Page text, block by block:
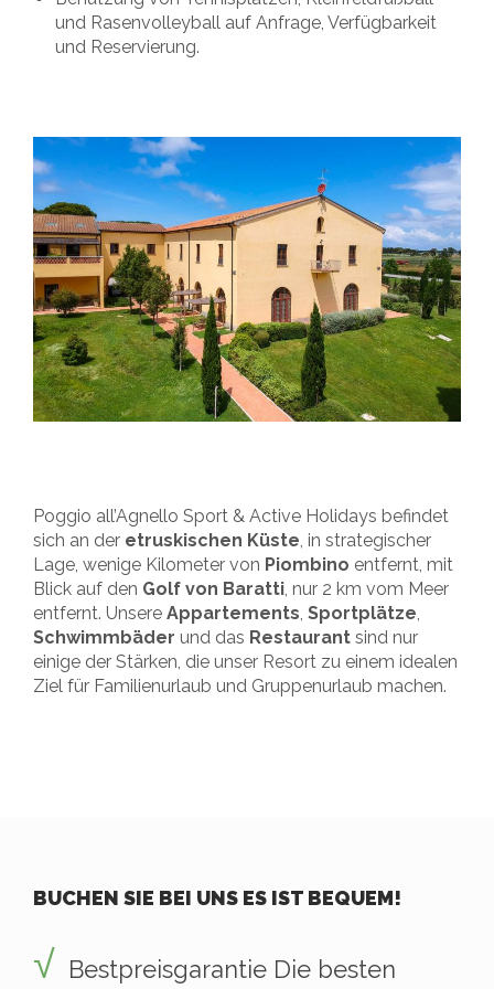
und Rasenvolleyball auf Anfrage, Verfügbarkeit
und Reservierung.
Poggio all’Agnello Sport & Active Holidays befindet
sich an der etruskischen Küste, in strategischer
Lage, wenige Kilometer von Piombino entfernt, mit
Blick auf den Golf von Baratti, nur 2 km vom Meer
entfernt. Unsere Appartements, Sportplätze,
Schwimmbäder und das Restaurant sind nur
einige der Stärken, die unser Resort zu einem idealen
Ziel für Familienurlaub und Gruppenurlaub machen.
BUCHEN SIE BEI UNS ES IST BEQUEM!
Bestpreisgarantie Die besten